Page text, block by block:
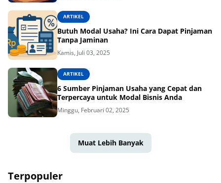
ARTIKEL
Butuh Modal Usaha? Ini Cara Dapat Pinjaman
Tanpa Jaminan
Kamis, Juli 03, 2025
ARTIKEL
6 Sumber Pinjaman Usaha yang Cepat dan
Terpercaya untuk Modal Bisnis Anda
Minggu, Februari 02, 2025
Muat Lebih Banyak
Terpopuler